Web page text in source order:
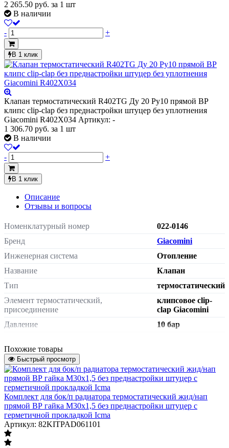
2 265.50 руб. за 1 шт
В наличии
- +
В 1 клик
Клапан термостатический R402TG Ду 20 Ру10 прямой ВР
клипс clip-clap без преднастройки штуцер без уплотнения
Giacomini R402X034 Артикул: -
1 306.70 руб. за 1 шт
В наличии
- +
В 1 клик
Описание
Отзывы и вопросы
Номенклатурный номер
022-0146
Бренд
Giacomini
Инженерная система
Отопление
Название
Клапан
Тип
термостатический
Элемент термостатический,
присоединение
клипсовое clip-
clap Giacomini
Давление
10 бар
Тип системы отопления
система
отопления
Модель
R402TG
Покрытие
хром
Тип присоединения к трубопроводу
Похожие товары
Быстрый просмотр
Комплект для бок/п радиатора термостатический жид/нап
прямой ВР гайка М30х1,5 без преднастройки штуцер с
герметичной прокладкой Icma
Артикул: 82KITPAD061101